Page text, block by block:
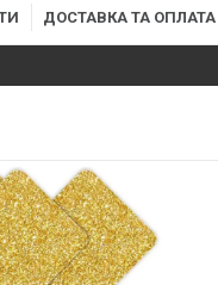
ДОСТАВКА ТА ОПЛАТА